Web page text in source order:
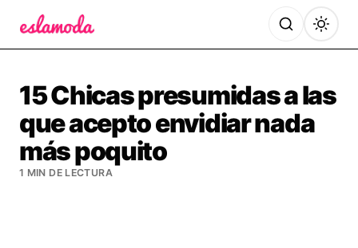
15 Chicas presumidas a las
que acepto envidiar nada
más poquito
1 MIN DE LECTURA